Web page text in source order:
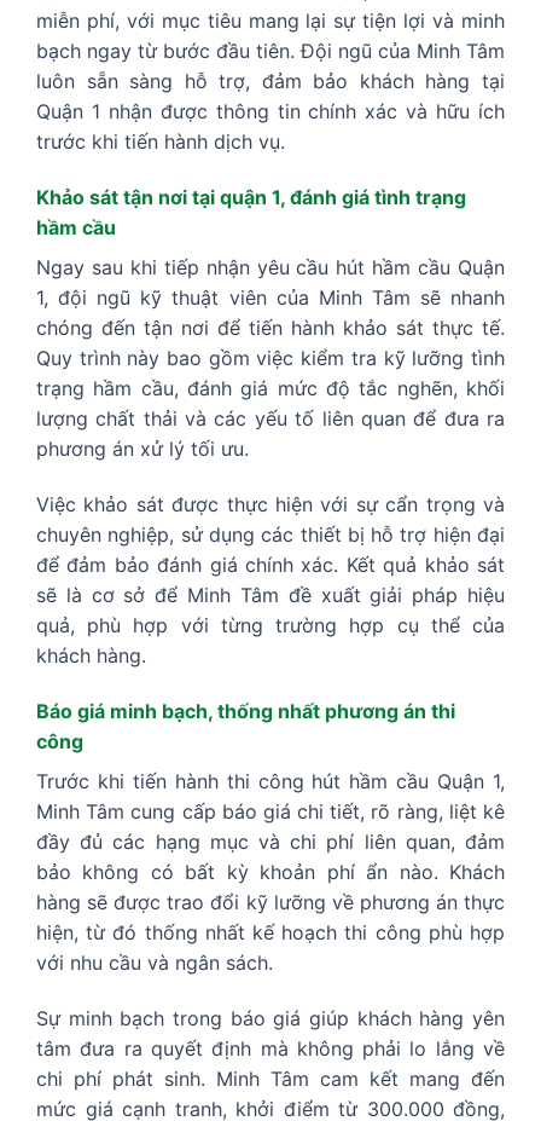
miễn phí, với mục tiêu mang lại sự tiện lợi và minh
bạch ngay từ bước đầu tiên. Đội ngũ của Minh Tâm
luôn sẵn sàng hỗ trợ, đảm bảo khách hàng tại
Quận 1 nhận được thông tin chính xác và hữu ích
trước khi tiến hành dịch vụ.
Khảo sát tận nơi tại quận 1, đánh giá tình trạng
hầm cầu
Ngay sau khi tiếp nhận yêu cầu hút hầm cầu Quận
1, đội ngũ kỹ thuật viên của Minh Tâm sẽ nhanh
chóng đến tận nơi để tiến hành khảo sát thực tế.
Quy trình này bao gồm việc kiểm tra kỹ lưỡng tình
trạng hầm cầu, đánh giá mức độ tắc nghẽn, khối
lượng chất thải và các yếu tố liên quan để đưa ra
phương án xử lý tối ưu.
Việc khảo sát được thực hiện với sự cẩn trọng và
chuyên nghiệp, sử dụng các thiết bị hỗ trợ hiện đại
để đảm bảo đánh giá chính xác. Kết quả khảo sát
sẽ là cơ sở để Minh Tâm đề xuất giải pháp hiệu
quả, phù hợp với từng trường hợp cụ thể của
khách hàng.
Báo giá minh bạch, thống nhất phương án thi
công
Trước khi tiến hành thi công hút hầm cầu Quận 1,
Minh Tâm cung cấp báo giá chi tiết, rõ ràng, liệt kê
đầy đủ các hạng mục và chi phí liên quan, đảm
bảo không có bất kỳ khoản phí ẩn nào. Khách
hàng sẽ được trao đổi kỹ lưỡng về phương án thực
hiện, từ đó thống nhất kế hoạch thi công phù hợp
với nhu cầu và ngân sách.
Sự minh bạch trong báo giá giúp khách hàng yên
tâm đưa ra quyết định mà không phải lo lắng về
chi phí phát sinh. Minh Tâm cam kết mang đến
mức giá cạnh tranh, khởi điểm từ 300.000 đồng,